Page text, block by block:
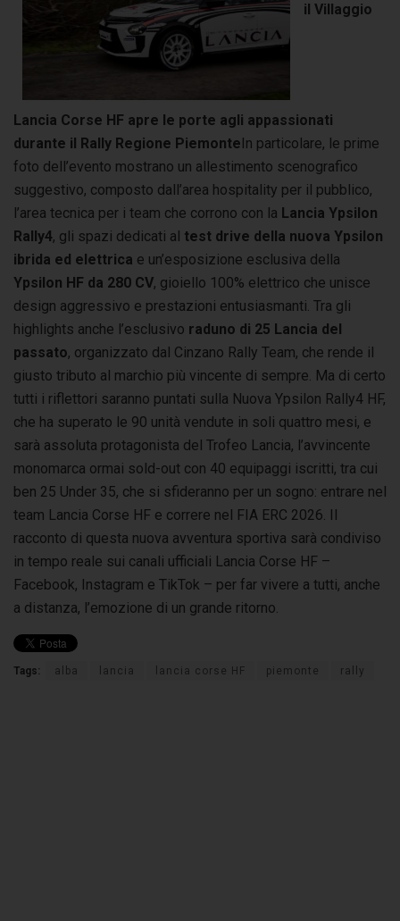
il Villaggio
Lancia Corse HF apre le porte agli appassionati
durante il Rally Regione PiemonteIn particolare, le prime
foto dell’evento mostrano un allestimento scenografico
suggestivo, composto dall’area hospitality per il pubblico,
l’area tecnica per i team che corrono con la Lancia Ypsilon
Rally4, gli spazi dedicati al test drive della nuova Ypsilon
ibrida ed elettrica e un’esposizione esclusiva della
Ypsilon HF da 280 CV, gioiello 100% elettrico che unisce
design aggressivo e prestazioni entusiasmanti. Tra gli
highlights anche l’esclusivo raduno di 25 Lancia del
passato, organizzato dal Cinzano Rally Team, che rende il
giusto tributo al marchio più vincente di sempre. Ma di certo
tutti i riflettori saranno puntati sulla Nuova Ypsilon Rally4 HF,
che ha superato le 90 unità vendute in soli quattro mesi, e
sarà assoluta protagonista del Trofeo Lancia, l’avvincente
monomarca ormai sold-out con 40 equipaggi iscritti, tra cui
ben 25 Under 35, che si sfideranno per un sogno: entrare nel
team Lancia Corse HF e correre nel FIA ERC 2026. Il
racconto di questa nuova avventura sportiva sarà condiviso
in tempo reale sui canali ufficiali Lancia Corse HF –
Facebook, Instagram e TikTok – per far vivere a tutti, anche
a distanza, l’emozione di un grande ritorno.
Tags: alba lancia lancia corse HF piemonte rally